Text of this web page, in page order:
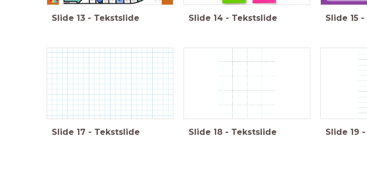
Slide 13 - Tekstslide Slide 14 - Tekstslide Slide 15 -
Slide 17 - Tekstslide Slide 18 - Tekstslide Slide 19 -